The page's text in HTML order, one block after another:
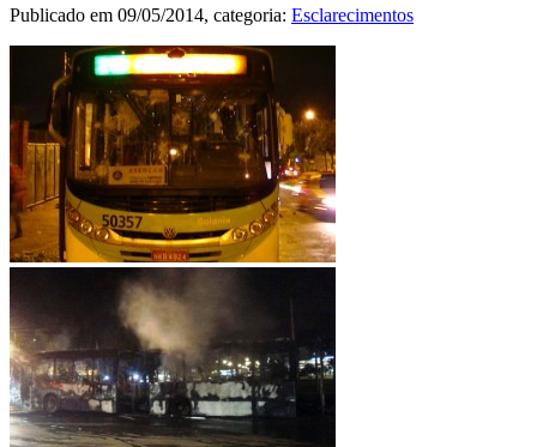
Publicado em 09/05/2014, categoria: Esclarecimentos